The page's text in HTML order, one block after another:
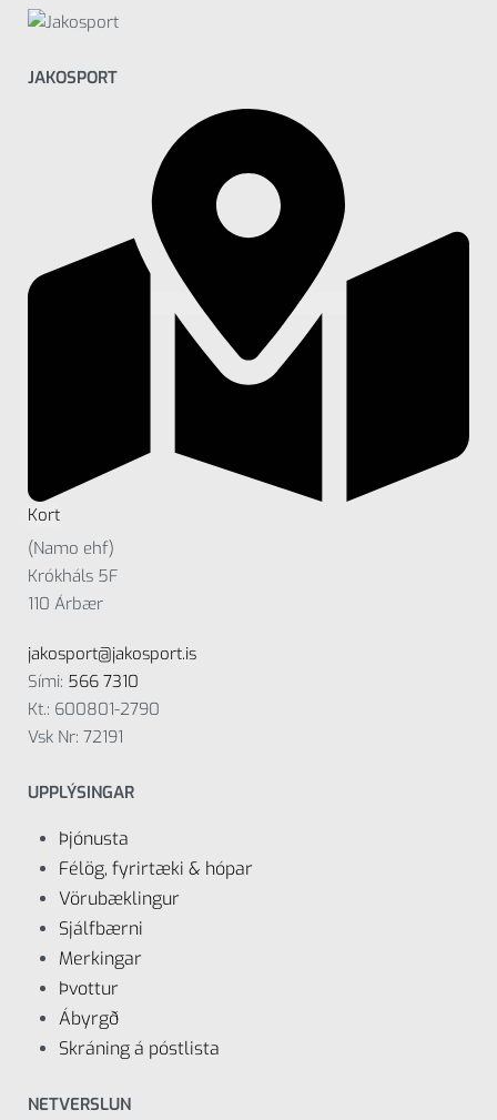
JAKOSPORT
Kort
(Namo ehf)
Krókháls 5F
110 Árbær
jakosport@jakosport.is
Sími: 566 7310
Kt.: 600801-2790
Vsk Nr: 72191
UPPLÝSINGAR
Þjónusta
Félög, fyrirtæki & hópar
Vörubæklingur
Sjálfbærni
Merkingar
Þvottur
Ábyrgð
Skráning á póstlista
NETVERSLUN